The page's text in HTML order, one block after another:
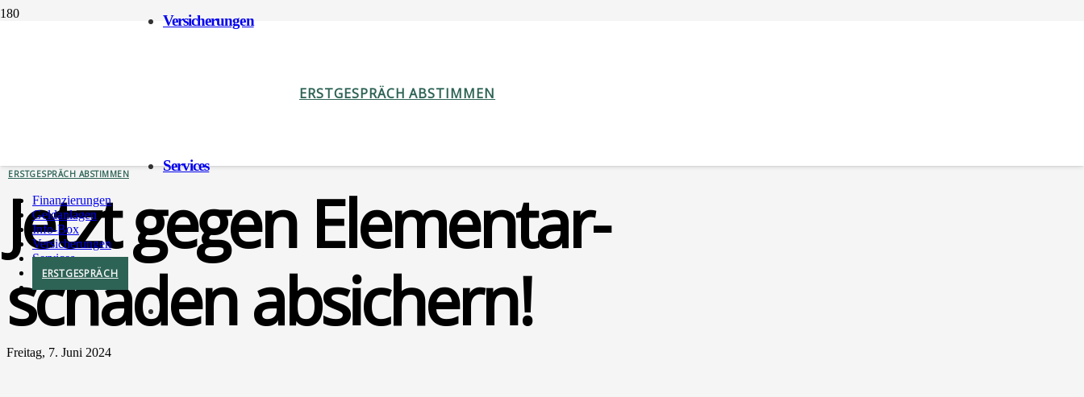
Ver­si­che­run­gen
Ser­vices
ERSTGESPRÄCH ABSTIMMEN
ERSTGESPRÄCH ABSTIMMEN
Finan­zie­run­gen
Geld­an­la­gen
Info-Box
Ver­si­che­run­gen
Ser­vices
ERST­GE­SPRÄCH
Jetzt gegen Ele­men­tar­
schä­den absi­chern!
Freitag, 7. Juni 2024